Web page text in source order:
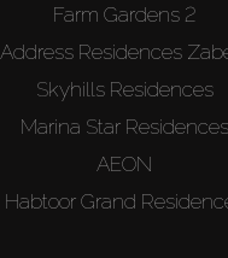
Farm Gardens 2
Address Residences
Skyhills Residences
Marina Star Residences
AEON
Habtoor Grand